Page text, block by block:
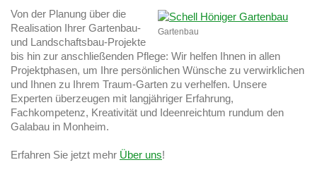
Gartenbau
Von der Planung über die
Realisation Ihrer Gartenbau-
und Landschaftsbau-Projekte
bis hin zur anschließenden Pflege: Wir helfen Ihnen in allen
Projektphasen, um Ihre persönlichen Wünsche zu verwirklichen
und Ihnen zu Ihrem Traum-Garten zu verhelfen. Unsere
Experten überzeugen mit langjähriger Erfahrung,
Fachkompetenz, Kreativität und Ideenreichtum rundum den
Galabau in Monheim.
Erfahren Sie jetzt mehr Über uns!